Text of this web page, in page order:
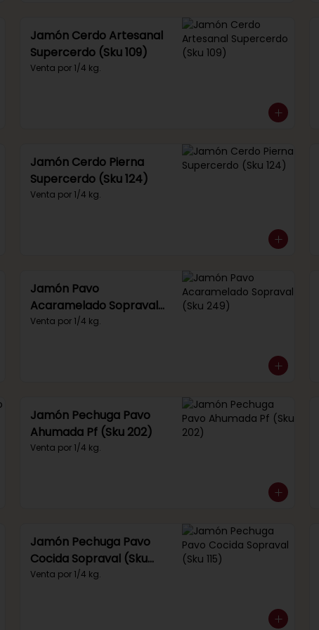
Jamón Cerdo Artesanal
Supercerdo (Sku 109)
Venta por 1/4 kg.
Jamón Cerdo Pierna
Supercerdo (Sku 124)
Venta por 1/4 kg.
Jamón Pavo
Acaramelado Sopraval
(Sku 249)
Venta por 1/4 kg.
Jamón Pechuga Pavo
Ahumada Pf (Sku 202)
Venta por 1/4 kg.
Jamón Pechuga Pavo
Cocida Sopraval (Sku
115)
Venta por 1/4 kg.